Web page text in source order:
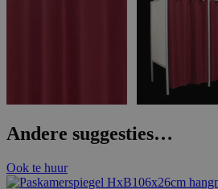
Andere suggesties…
Ook te huur